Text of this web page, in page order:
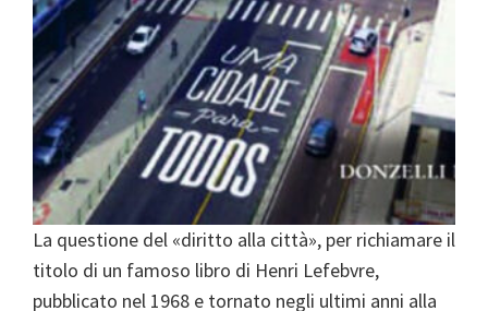
La questione del «diritto alla città», per richiamare il
titolo di un famoso libro di Henri Lefebvre,
pubblicato nel 1968 e tornato negli ultimi anni alla